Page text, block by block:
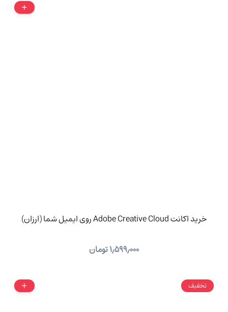
خرید اکانت Adobe Creative Cloud روی ایمیل شما (ارزان)
۱٫۵۹۹٫۰۰۰تومان
تخفیف